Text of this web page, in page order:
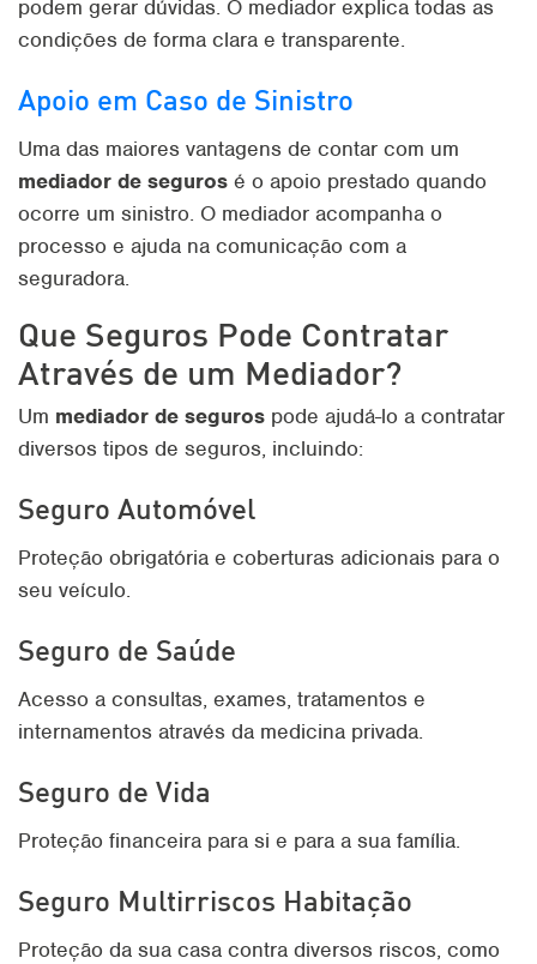
podem gerar dúvidas. O mediador explica todas as
condições de forma clara e transparente.
Apoio em Caso de Sinistro
Uma das maiores vantagens de contar com um
mediador de seguros é o apoio prestado quando
ocorre um sinistro. O mediador acompanha o
processo e ajuda na comunicação com a
seguradora.
Que Seguros Pode Contratar
Através de um Mediador?
Um mediador de seguros pode ajudá-lo a contratar
diversos tipos de seguros, incluindo:
Seguro Automóvel
Proteção obrigatória e coberturas adicionais para o
seu veículo.
Seguro de Saúde
Acesso a consultas, exames, tratamentos e
internamentos através da medicina privada.
Seguro de Vida
Proteção financeira para si e para a sua família.
Seguro Multirriscos Habitação
Proteção da sua casa contra diversos riscos, como